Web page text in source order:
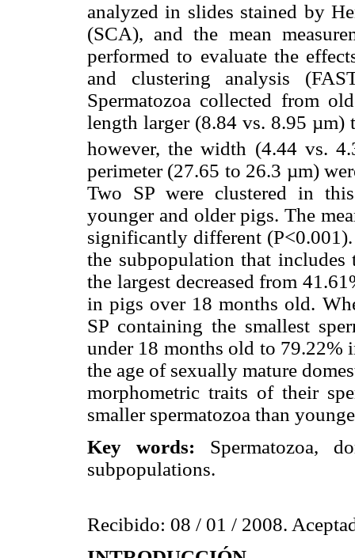
analyzed in slides stained by
(SCA), and the mean
performed to evaluate the
and clustering analysis
Spermatozoa collected from
length larger (8.84 vs. 8.95 µm)
however, the width (4.44 vs.
perimeter (27.65 to 26.3 µm)
Two SP were clustered in
younger and older pigs. The
significantly different
the subpopulation that includes
the largest decreased from
in pigs over 18 months old.
SP containing the smallest
under 18 months old to 79.22%
the age of sexually mature
morphometric traits of their
smaller spermatozoa than
Key words: Spermatozoa,
subpopulations.
Recibido: 08 / 01 / 2008.